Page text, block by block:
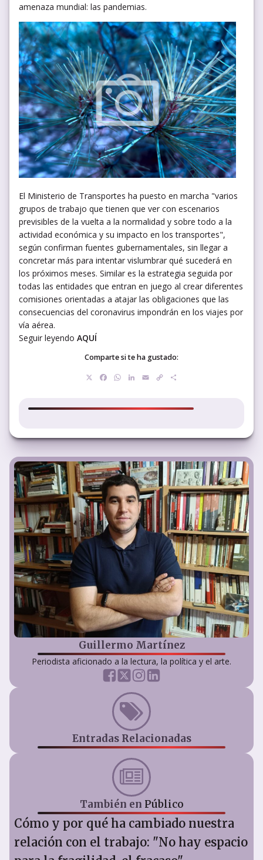
amenaza mundial: las pandemias.
El Ministerio de Transportes ha puesto en marcha "varios
grupos de trabajo que tienen que ver con escenarios
previsibles de la vuelta a la normalidad y sobre todo a la
actividad económica y su impacto en los transportes",
según confirman fuentes gubernamentales, sin llegar a
concretar más para intentar vislumbrar qué sucederá en
los próximos meses. Similar es la estrategia seguida por
todas las entidades que entran en juego al crear diferentes
comisiones orientadas a atajar las obligaciones que las
consecuencias del coronavirus impondrán en los viajes por
vía aérea.
Seguir leyendo AQUÍ
Comparte si te ha gustado:
Facebook
WhatsApp
LinkedIn
EmailCopy
Guillermo Martínez
Periodista aficionado a la lectura, la política y el arte.
Entradas Relacionadas
También en Público
Cómo y por qué ha cambiado nuestra
relación con el trabajo: "No hay espacio